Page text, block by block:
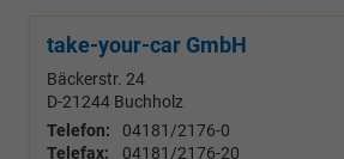
take-your-car GmbH
Bäckerstr. 24
D-21244 Buchholz
Telefon:
04181/2176-0
Telefax:
04181/2176-20